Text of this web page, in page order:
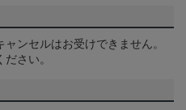
ンセルはお受けできません。
さい。